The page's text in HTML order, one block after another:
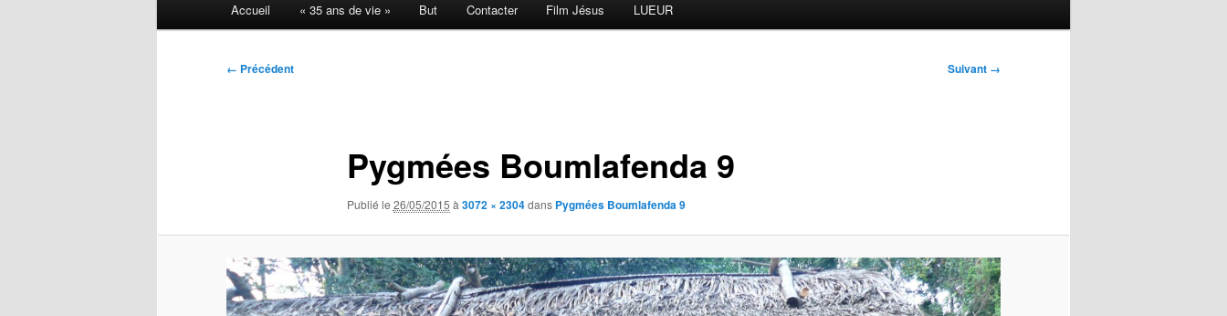
Accueil « 35 ans de vie » But Contacter Film Jésus LUEUR
Navigation
← Précédent Suivant →
Pygmées Boumlafenda 9
Publié le 26/05/2015 à 3072 × 2304dans Pygmées Boumlafenda 9